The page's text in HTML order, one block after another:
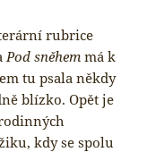
rubrice
Pod sněhem má k
tu psala někdy
blízko. Opět je
kdy se spolu